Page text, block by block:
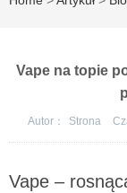
Vape na topie
Autor： Strona
Vape –